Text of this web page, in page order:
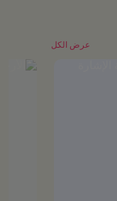
عرض الكل